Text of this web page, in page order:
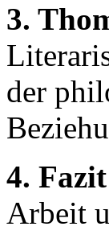
3.
der
4.
Arbeit